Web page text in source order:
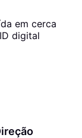
em cerca
digital